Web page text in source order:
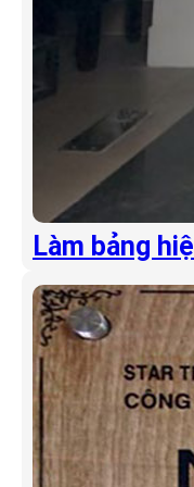
Làm bảng